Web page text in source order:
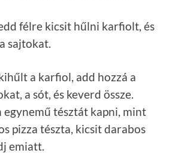
félre kicsit hűlni karfiolt, és
sajtokat.
a karfiol, add hozzá a
a sót, és keverd össze.
egynemű tésztát kapni, mint
pizza tészta, kicsit darabos
emiatt.